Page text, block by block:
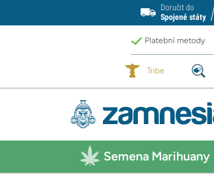
Doručit do
Spojené státy
Platební metody
Tribe
Semena Marihuany